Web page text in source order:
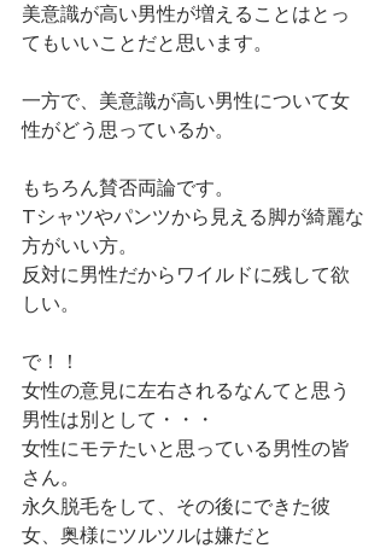
美意識が高い男性が増えることはとっ
てもいいことだと思います。
一方で、美意識が高い男性について女
性がどう思っているか。
もちろん賛否両論です。
Tシャツやパンツから見える脚が綺麗な
方がいい方。
反対に男性だからワイルドに残して欲
しい。
で！！
女性の意見に左右されるなんてと思う
男性は別として・・・
女性にモテたいと思っている男性の皆
さん。
永久脱毛をして、その後にできた彼
女、奥様にツルツルは嫌だと